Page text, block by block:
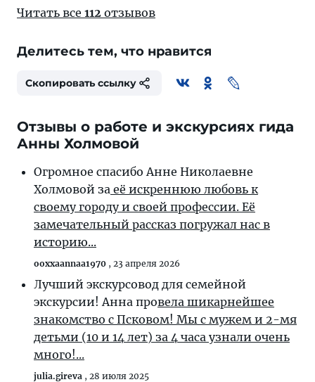
Читать все 112 отзывов
Делитесь тем, что нравится
Скопировать ссылку
Отзывы о работе и экскурсиях гида
Анны Холмовой
Огромное спасибо Анне Николаевне
Холмовой за её искреннюю любовь к
своему городу и своей профессии. Её
замечательный рассказ погружал нас в
историю...
ooxxaannaa1970 , 23 апреля 2026
Лучший экскурсовод для семейной
экскурсии! Анна провела шикарнейшее
знакомство с Псковом! Мы с мужем и 2-мя
детьми (10 и 14 лет) за 4 часа узнали очень
много!...
julia.gireva , 28 июля 2025